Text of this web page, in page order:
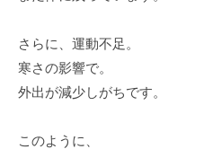
さらに、運動不足。
寒さの影響で。
外出が減少しがちです。
このように、